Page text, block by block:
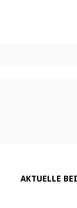
AKTUELLE